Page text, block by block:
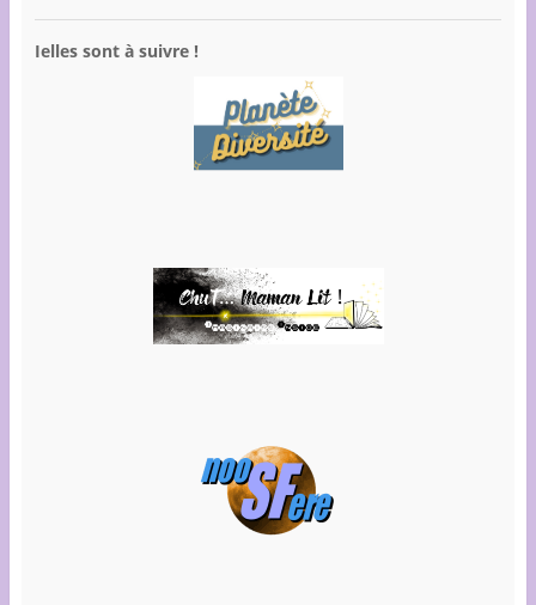
Ielles sont à suivre !